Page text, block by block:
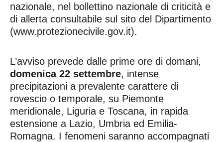
nazionale, nel bollettino nazionale di criticità e
di allerta consultabile sul sito del Dipartimento
(www.protezionecivile.gov.it).
L’avviso prevede dalle prime ore di domani,
domenica 22 settembre, intense
precipitazioni a prevalente carattere di
rovescio o temporale, su Piemonte
meridionale, Liguria e Toscana, in rapida
estensione a Lazio, Umbria ed Emilia-
Romagna. I fenomeni saranno accompagnati